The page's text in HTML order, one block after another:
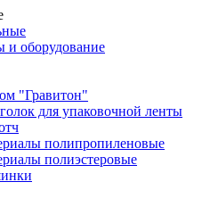
и оборудование
"Гравитон"
для упаковочной ленты
полипропиленовые
полиэстеровые